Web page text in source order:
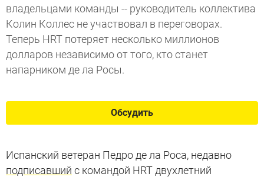
владельцами команды -- руководитель коллектива
Колин Коллес не участвовал в переговорах.
Теперь HRT потеряет несколько миллионов
долларов независимо от того, кто станет
напарником де ла Росы.
Обсудить
Испанский ветеран Педро де ла Роса, недавно
подписавший с командой HRT двухлетний